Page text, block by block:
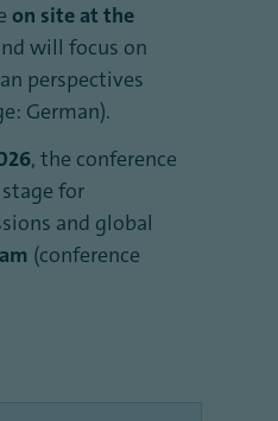
on site at the
will focus on
perspectives
German).
, the conference
for
and global
(conference